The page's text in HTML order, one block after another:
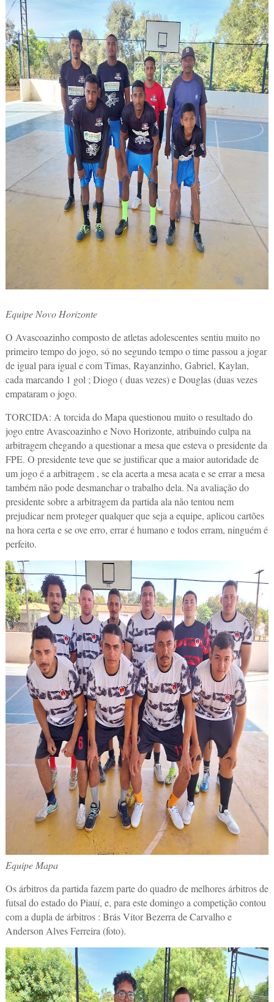
Equipe Novo Horizonte
O Avascoazinho composto de atletas adolescentes sentiu muito no
primeiro tempo do jogo, só no segundo tempo o time passou a jogar
de igual para igual e com Timas, Rayanzinho, Gabriel, Kaylan,
cada marcando 1 gol ; Diogo ( duas vezes) e Douglas (duas vezes
empataram o jogo.
TORCIDA: A torcida do Mapa questionou muito o resultado do
jogo entre Avascoazinho e Novo Horizonte, atribuindo culpa na
arbitragem chegando a questionar a mesa que esteva o presidente da
FPE. O presidente teve que se justificar que a maior autoridade de
um jogo é a arbitragem , se ela acerta a mesa acata e se errar a mesa
também não pode desmanchar o trabalho dela. Na avaliação do
presidente sobre a arbitragem da partida ala não tentou nem
prejudicar nem proteger qualquer que seja a equipe, aplicou cartões
na hora certa e se ove erro, errar é humano e todos erram, ninguém é
perfeito.
Equipe Mapa
Os árbitros da partida fazem parte do quadro de melhores árbitros de
futsal do estado do Piauí, e, para este domingo a competição contou
com a dupla de árbitros : Brás Vitor Bezerra de Carvalho e
Anderson Alves Ferreira (foto).